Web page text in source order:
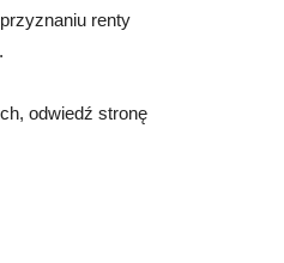
renty
odwiedź stronę